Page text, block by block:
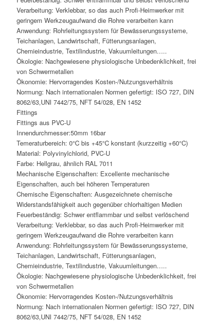
Verarbeitung: Verklebbar, so das auch Profi-Heimwerker mit
geringem Werkzeugaufwand die Rohre verarbeiten kann
Anwendung: Rohrleitungssystem für Bewässerungssysteme,
Teichanlagen, Landwirtschaft, Fütterungsanlagen,
Chemieindustrie, Textilindustrie, Vakuumleitungen…..
Ökologie: Nachgewiesene physiologische Unbedenklichkeit, frei
von Schwermetallen
Ökonomie: Hervorragendes Kosten-/Nutzungsverhältnis
Normung: Nach internationalen Normen gefertigt: ISO 727, DIN
8062/63,UNI 7442/75, NFT 54/028, EN 1452
Fittings
Fittings aus PVC-U
Innendurchmesser:50mm 16bar
Temeraturbereich: 0°C bis +45°C konstant (kurzzeitig +60°C)
Material: Polyvinylchlorid, PVC-U
Farbe: Hellgrau, ähnlich RAL 7011
Mechanische Eigenschaften: Excellente mechanische
Eigenschaften, auch bei höheren Temperaturen
Chemische Eigenschaften: Ausgezeichnete chemische
Widerstandsfähigkeit auch gegenüber chlorhaltigen Medien
Feuerbeständig: Schwer entflammbar und selbst verlöschend
Verarbeitung: Verklebbar, so das auch Profi-Heimwerker mit
geringem Werkzeugaufwand die Rohre verarbeiten kann
Anwendung: Rohrleitungssystem für Bewässerungssysteme,
Teichanlagen, Landwirtschaft, Fütterungsanlagen,
Chemieindustrie, Textilindustrie, Vakuumleitungen…..
Ökologie: Nachgewiesene physiologische Unbedenklichkeit, frei
von Schwermetallen
Ökonomie: Hervorragendes Kosten-/Nutzungsverhältnis
Normung: Nach internationalen Normen gefertigt: ISO 727, DIN
8062/63,UNI 7442/75, NFT 54/028, EN 1452